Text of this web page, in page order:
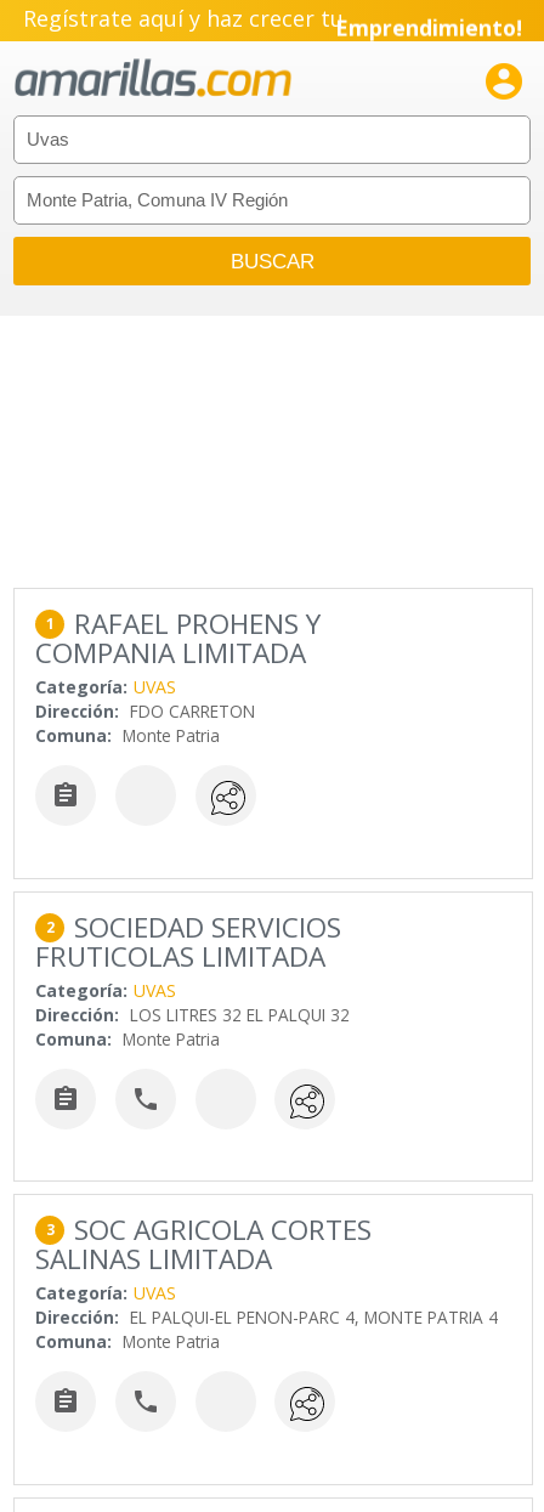
Regístrate aquí y haz crecer tuEmprendimiento!

1 RAFAEL PROHENS Y
COMPANIA LIMITADA
Categoría: UVAS
Dirección: FDO CARRETON
Comuna: Monte Patria

2 SOCIEDAD SERVICIOS
FRUTICOLAS LIMITADA
Categoría: UVAS
Dirección: LOS LITRES 32 EL PALQUI 32
Comuna: Monte Patria
 
3 SOC AGRICOLA CORTES
SALINAS LIMITADA
Categoría: UVAS
Dirección: EL PALQUI-EL PENON-PARC 4, MONTE PATRIA 4
Comuna: Monte Patria
 